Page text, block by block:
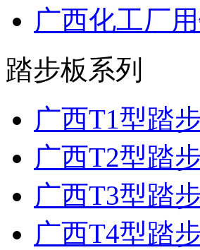
广西化工厂
踏步板系列
广西T1型踏
广西T2型踏
广西T3型踏
广西T4型踏